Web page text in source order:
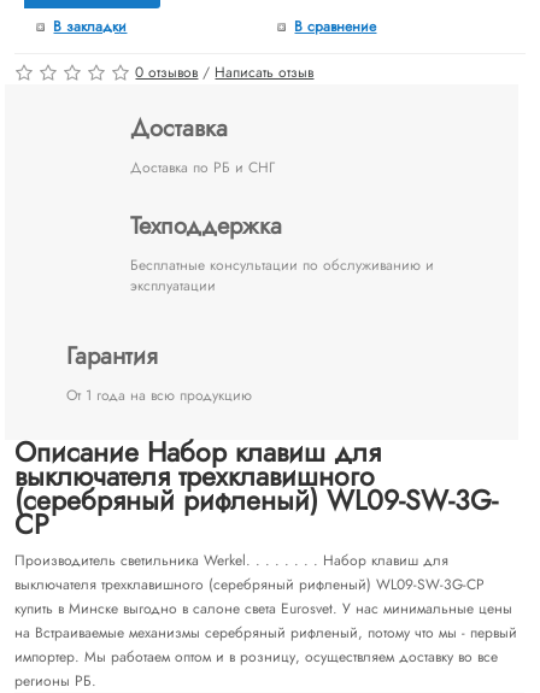
В закладки В сравнение
0 отзывов / Написать отзыв
Доставка
Доставка по РБ и СНГ
Техподдержка
Бесплатные консультации по обслуживанию и
эксплуатации
Гарантия
От 1 года на всю продукцию
Описание Набор клавиш для
выключателя трехклавишного
(cеребряный рифленый) WL09-SW-3G-
CP
Производитель светильника Werkel. . . . . . . . Набор клавиш для
выключателя трехклавишного (cеребряный рифленый) WL09-SW-3G-CP
купить в Минске выгодно в салоне света Eurosvet. У нас минимальные цены
на Встраиваемые механизмы серебряный рифленый, потому что мы - первый
импортер. Мы работаем оптом и в розницу, осуществляем доставку во все
регионы РБ.